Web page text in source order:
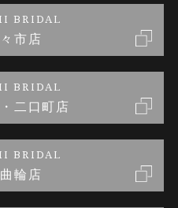
婚約指輪
ポーズプラン
BRIDAL
市店
BRIDAL
二口町店
BRIDAL
輪店